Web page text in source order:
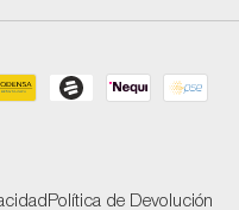
Política de Devolución